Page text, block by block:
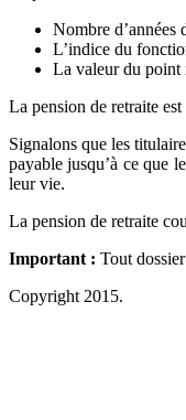
Nombre
L’indice du
La valeur du point
La pension de retraite
Signalons que les
payable jusqu’à ce que
leur vie.
La pension de retraite
Important : Tout
Copyright 2015.